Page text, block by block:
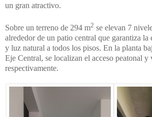
un gran atractivo.
Sobre un terreno de 294 m2 se elevan 7
alrededor de un patio central que garantiza la
y luz natural a todos los pisos. En la planta
Eje Central, se localizan el acceso peatonal y
respectivamente.